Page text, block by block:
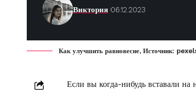
Виктория 06.12.2023
Как улучшить равновесие, Источник:
Если вы когда-нибудь вставали